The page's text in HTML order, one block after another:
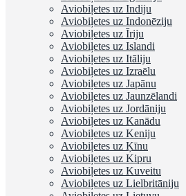
Aviobiļetes uz Indiju
Aviobiļetes uz Indonēziju
Aviobiļetes uz Īriju
Aviobiļetes uz Islandi
Aviobiļetes uz Itāliju
Aviobiļetes uz Izraēlu
Aviobiļetes uz Japānu
Aviobiļetes uz Jaunzēlandi
Aviobiļetes uz Jordāniju
Aviobiļetes uz Kanādu
Aviobiļetes uz Keniju
Aviobiļetes uz Ķīnu
Aviobiļetes uz Kipru
Aviobiļetes uz Kuveitu
Aviobiļetes uz Lielbritāniju